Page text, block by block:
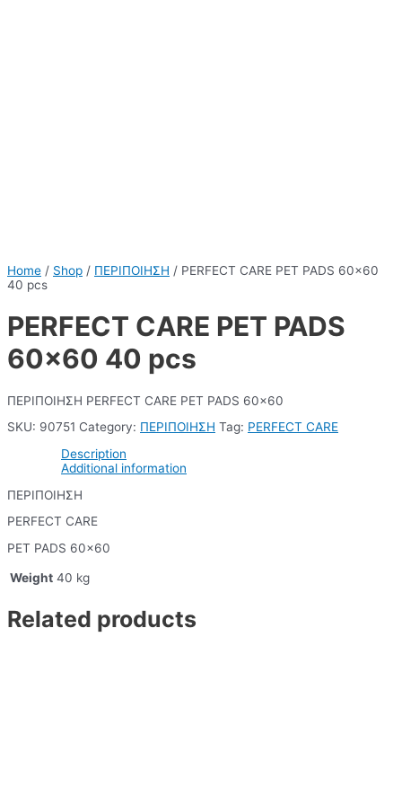
Home / Shop / ΠΕΡΙΠΟΙΗΣΗ / PERFECT CARE PET PADS 60×60
40 pcs
PERFECT CARE PET PADS
60×60 40 pcs
ΠΕΡΙΠΟΙΗΣΗ PERFECT CARE PET PADS 60×60
SKU: 90751 Category: ΠΕΡΙΠΟΙΗΣΗ Tag: PERFECT CARE
Description
Additional information
ΠΕΡΙΠΟΙΗΣΗ
PERFECT CARE
PET PADS 60×60
Weight 40 kg
Related products